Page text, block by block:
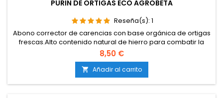
PURIN DE ORTIGAS ECO AGROBETA
Reseña(s): 1
Abono corrector de carencias con base orgánica de ortigas
frescas.Alto contenido natural de hierro para combatir la
clorosis férrica.Estimula crecimiento, color verde saludable y
formación de clorofila intensa.Favorece la actividad
microbiana del suelo.Apto para aplicación foliar y
radicular.Producto 100 % ecológico, sin agentes...
8,50 €
 Añadir al carrito